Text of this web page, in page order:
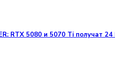
RTX 5080 и 5070 Ti получат